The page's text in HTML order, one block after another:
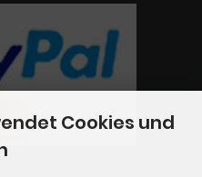
Cookies und